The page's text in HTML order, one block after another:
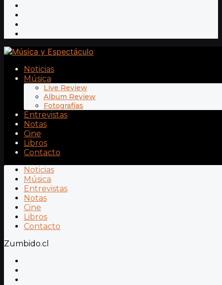
Noticias
Música
Live Review
Album Review
Fotografías
Entrevistas
Notas
Cine
Libros
Contacto
Noticias
Música
Entrevistas
Notas
Cine
Libros
Contacto
Zumbido.cl